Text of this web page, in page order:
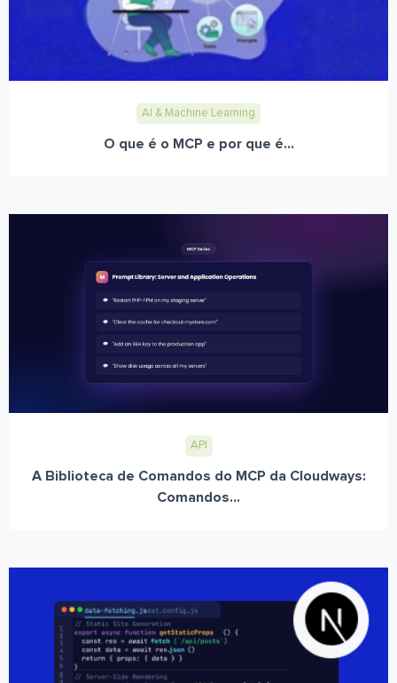
AI & Machine Learning
O que é o MCP e por que é...
API
A Biblioteca de Comandos do MCP da Cloudways:
Comandos...